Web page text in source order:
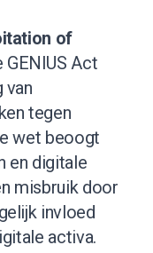
of
GENIUS Act
van
tegen
wet beoogt
en digitale
misbruik door
invloed
activa.